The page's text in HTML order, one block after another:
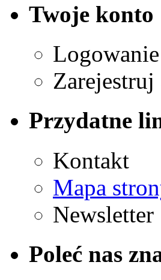
Twoje konto
Zarejestruj
Przydatne
Kontakt
Mapa
Newsletter
Poleć nas